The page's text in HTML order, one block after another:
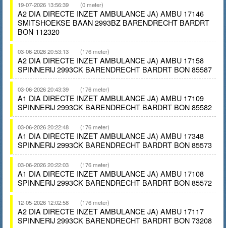
19-07-2026 13:56:39 (0 meter)
A2 DIA DIRECTE INZET AMBULANCE JA) AMBU 17146
SMITSHOEKSE BAAN 2993BZ BARENDRECHT BARDRT
BON 112320
03-06-2026 20:53:13 (176 meter)
A2 DIA DIRECTE INZET AMBULANCE JA) AMBU 17158
SPINNERIJ 2993CK BARENDRECHT BARDRT BON 85587
03-06-2026 20:43:39 (176 meter)
A1 DIA DIRECTE INZET AMBULANCE JA) AMBU 17109
SPINNERIJ 2993CK BARENDRECHT BARDRT BON 85582
03-06-2026 20:22:48 (176 meter)
A1 DIA DIRECTE INZET AMBULANCE JA) AMBU 17348
SPINNERIJ 2993CK BARENDRECHT BARDRT BON 85573
03-06-2026 20:22:03 (176 meter)
A1 DIA DIRECTE INZET AMBULANCE JA) AMBU 17108
SPINNERIJ 2993CK BARENDRECHT BARDRT BON 85572
12-05-2026 12:02:58 (176 meter)
A2 DIA DIRECTE INZET AMBULANCE JA) AMBU 17117
SPINNERIJ 2993CK BARENDRECHT BARDRT BON 73208